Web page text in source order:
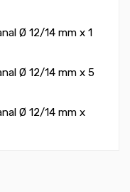
Ø 12/14 mm x 1
Ø 12/14 mm x 5
Ø 12/14 mm x